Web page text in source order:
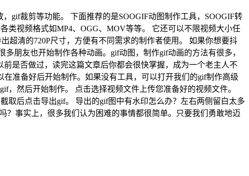
gif裁剪等功能。 下面推荐的是SOOGIF动图制作工具，SOOGIF转
类视频格式如MP4、OGG、MOV等等。 它还可以不限视频大小任
超清的720P尺寸，方便有不同需求的制作者使用。 如果你想要抖
朋友也开始制作各种动画。gif动图，制作gif动画的方法有很多，
是否做过，读完这篇文章后你都会很快掌握，成为一个老主人不
准备好后开始制作。如果没有工具，可以打开我们的gif制作高级
然后开始制作。 点击选择视频文件上传您准备好的视频文件。
取后点击导出gif。 导出的gif图中有水印怎么办？左右两侧留白太多
？事实上，很多我们认为困难的事情都很简单。只要我们勇敢地迈